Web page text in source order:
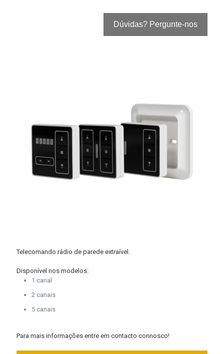
Dúvidas? Pergunte-nos
Telecomando rádio de parede extraível.
Disponível nos modelos:
1 canal
2 canais
5 canais
Para mais informações entre em contacto connosco!